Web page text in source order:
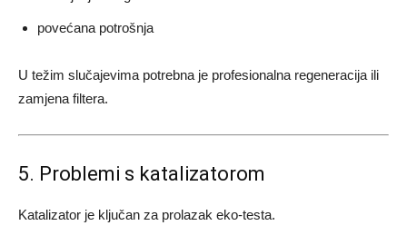
povećana potrošnja
U težim slučajevima potrebna je profesionalna regeneracija ili
zamjena filtera.
5. Problemi s katalizatorom
Katalizator je ključan za prolazak eko-testa.